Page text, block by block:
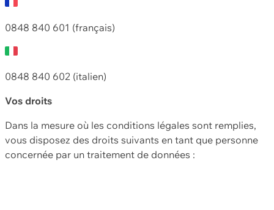
0848 840 601 (français)
0848 840 602 (italien)
Vos droits
Dans la mesure où les conditions légales sont remplies,
vous disposez des droits suivants en tant que personne
concernée par un traitement de données :